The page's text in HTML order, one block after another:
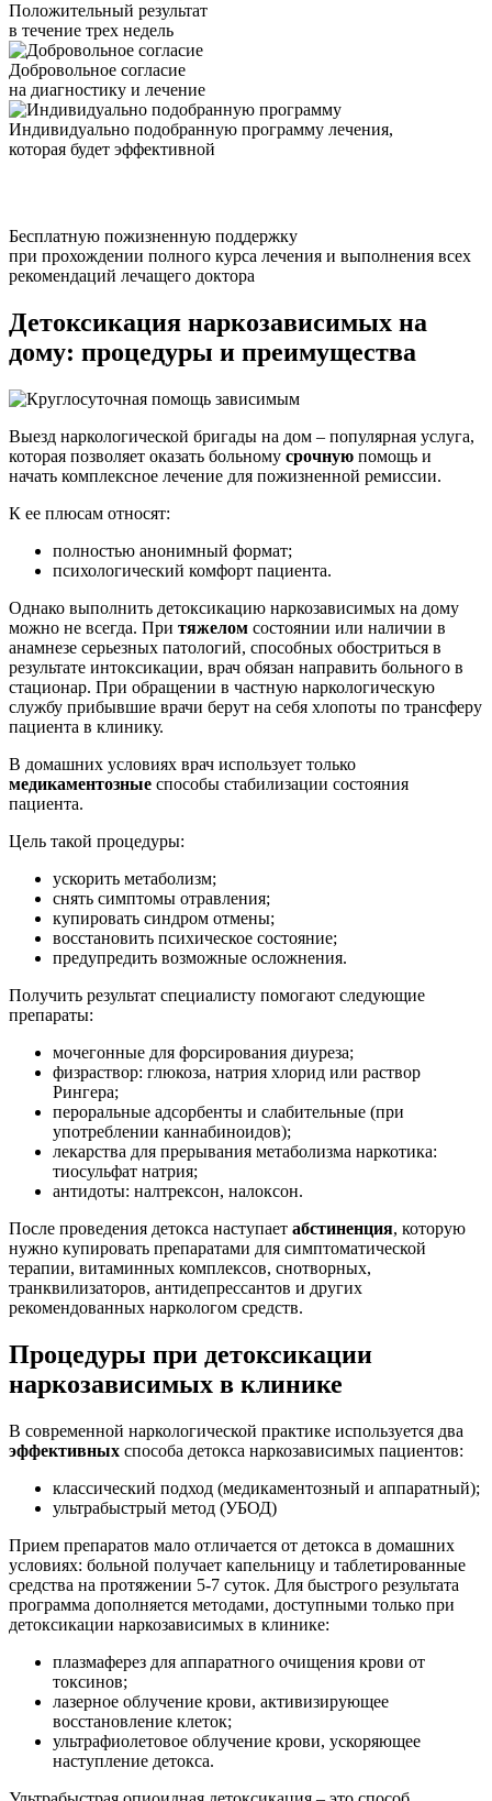
Положительный результат
в течение трех недель
Добровольное согласие
на диагностику и лечение
Индивидуально подобранную программу лечения,
которая будет эффективной
Бесплатную пожизненную поддержку
при прохождении полного курса лечения и выполнения всех
рекомендаций лечащего доктора
Детоксикация наркозависимых на
дому: процедуры и преимущества
Выезд наркологической бригады на дом – популярная услуга,
которая позволяет оказать больному срочную помощь и
начать комплексное лечение для пожизненной ремиссии.
К ее плюсам относят:
полностью анонимный формат;
психологический комфорт пациента.
Однако выполнить детоксикацию наркозависимых на дому
можно не всегда. При тяжелом состоянии или наличии в
анамнезе серьезных патологий, способных обостриться в
результате интоксикации, врач обязан направить больного в
стационар. При обращении в частную наркологическую
службу прибывшие врачи берут на себя хлопоты по трансферу
пациента в клинику.
В домашних условиях врач использует только
медикаментозные способы стабилизации состояния
пациента.
Цель такой процедуры:
ускорить метаболизм;
снять симптомы отравления;
купировать синдром отмены;
восстановить психическое состояние;
предупредить возможные осложнения.
Получить результат специалисту помогают следующие
препараты:
мочегонные для форсирования диуреза;
физраствор: глюкоза, натрия хлорид или раствор
Рингера;
пероральные адсорбенты и слабительные (при
употреблении каннабиноидов);
лекарства для прерывания метаболизма наркотика:
тиосульфат натрия;
антидоты: налтрексон, налоксон.
После проведения детокса наступает абстиненция, которую
нужно купировать препаратами для симптоматической
терапии, витаминных комплексов, снотворных,
транквилизаторов, антидепрессантов и других
рекомендованных наркологом средств.
Процедуры при детоксикации
наркозависимых в клинике
В современной наркологической практике используется два
эффективных способа детокса наркозависимых пациентов:
классический подход (медикаментозный и аппаратный);
ультрабыстрый метод (УБОД)
Прием препаратов мало отличается от детокса в домашних
условиях: больной получает капельницу и таблетированные
средства на протяжении 5-7 суток. Для быстрого результата
программа дополняется методами, доступными только при
детоксикации наркозависимых в клинике:
плазмаферез для аппаратного очищения крови от
токсинов;
лазерное облучение крови, активизирующее
восстановление клеток;
ультрафиолетовое облучение крови, ускоряющее
наступление детокса.